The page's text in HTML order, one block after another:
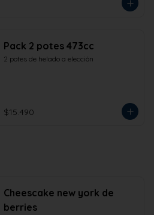
Pack 2 potes 473cc
2 potes de helado a elección
$15.490
Cheescake new york de
berries